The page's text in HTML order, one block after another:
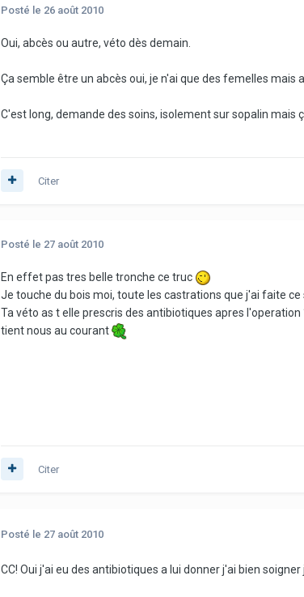
Posté le 26 août 2010
Oui, abcès ou autre, véto dès demain.
Ça semble être un abcès oui, je n'ai que des femelles mais
C'est long, demande des soins, isolement sur sopalin mais
Citer
Posté le 27 août 2010
En effet pas tres belle tronche ce truc
Je touche du bois moi, toute les castrations que j'ai faite
Ta véto as t elle prescris des antibiotiques apres l'operation
tient nous au courant
Citer
Posté le 27 août 2010
CC! Oui j'ai eu des antibiotiques a lui donner j'ai bien